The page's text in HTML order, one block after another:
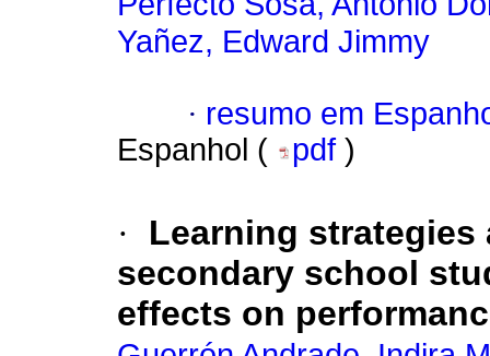
Yañez, Edward Jimmy
· resumo em
Espanhol (
pdf )
·
Learning strategies
secondary school
effects on